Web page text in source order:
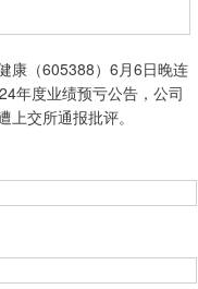
（605388）6月6日晚连
年度业绩预亏公告，公司
交所通报批评。